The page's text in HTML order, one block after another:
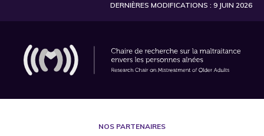
DERNIÈRES MODIFICATIONS : 9 JUIN 2026
NOS PARTENAIRES